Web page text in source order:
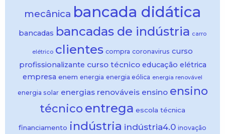
mecânica bancada didática
bancadas bancadas de indústria carro
elétrico clientes compra coronavirus curso
profissionalizante curso técnico educação elétrica
empresa enem energia energia eólica energia renovável
energia solar energias renováveis ensino ensino
técnico entrega escola técnica
financiamento indústria indústria4.0 inovação